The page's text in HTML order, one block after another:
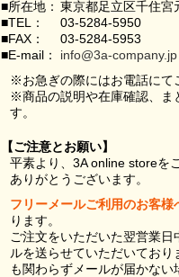
■所在地： 東京都足立区千住
■TEL：
03-5284-5950
■FAX：
03-5284-5953
■E-mail：
info@3a-company.jp
※お急ぎの際にはお電話にて
※商品の説明や在庫確認、ま
す。
【ご注意とお願い】
平素より、3A online storeを
ありがとうございます。
フリーメールご利用のお客様
ります。
ご注文をいただいた翌営業
ルを送らせていただいてお
も関わらずメールが届かない